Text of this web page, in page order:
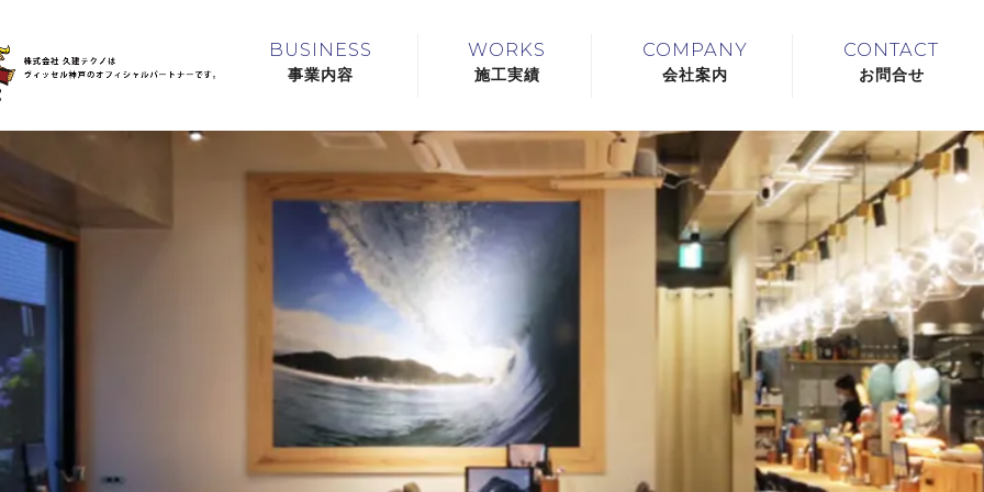
BUSINESS
事業内容
WORKS
施工実績
COMPANY
会社案内
CONTACT
お問合せ